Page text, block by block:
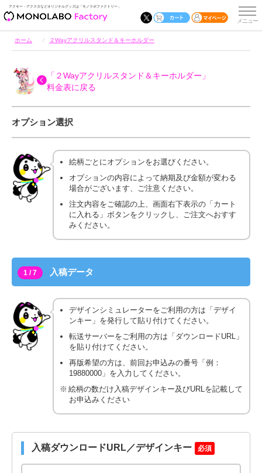
アクキー・アクスタなどオリジナルグッズは「モノラボファクトリー」
ホーム ２Wayアクリルスタンド＆キーホルダー
「２Wayアクリルスタンド＆キーホルダー」
料金表に戻る
オプション選択
絵柄ごとにオプションをお選びください。
オプションの内容によって納期及び金額が変わる
場合がございます、ご注意ください。
注文内容をご確認の上、画面右下表示の「カート
に入れる」ボタンをクリックし、ご注文へおすす
みください。
1 / 7 入稿データ
デザインシミュレーターをご利用の方は「デザイ
ンキー」を発行して貼り付けてください。
転送サーバーをご利用の方は「ダウンロードURL」
を貼り付けてください。
再版希望の方は、前回お申込みの番号「例：
19880000」を入力してください。
絵柄の数だけ入稿デザインキー及びURLを記載して
お申込みください
入稿ダウンロードURL／デザインキー 必須